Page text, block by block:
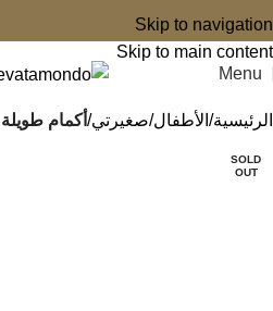
Skip to navigation
Skip to main content
Menu
الرئيسية الأطفال صغيرتي أكمام طويلة
SOLD
OUT